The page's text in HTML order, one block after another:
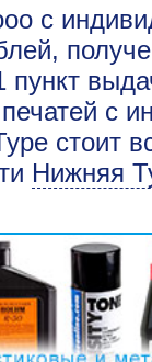
с
с
стоит
Нижняя